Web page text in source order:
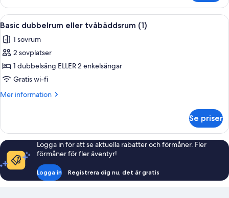
enkelrum
Öppna
alla
foton
för
Basic
dubbelrum
eller
Ett modernt hotellrum med trägolv,
9
Basic dubbelrum eller tvåbäddsrum (1)
1 sovrum
2 sovplatser
1 dubbelsäng ELLER 2 enkelsängar
Gratis wi-fi
Mer information
Mer
dubbelrum
eller
tvåbäddsrum
Se priser
Logga in för att se aktuella rabatter och förmåner. Fler
förmåner för fler äventyr!
Logga in Registrera dig nu, det är gratis